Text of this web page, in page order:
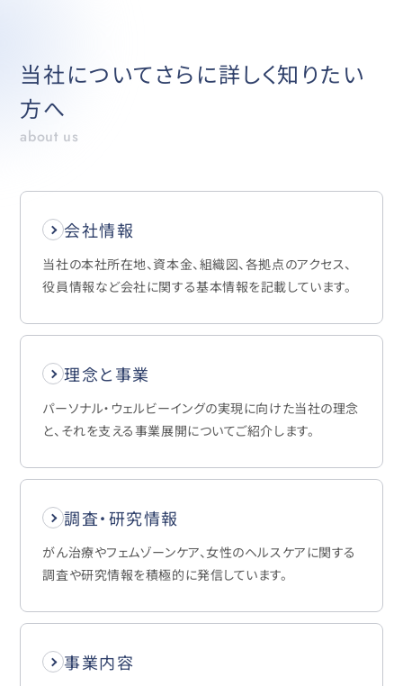
当社についてさらに詳しく知りたい
方へ
about us
会社情報
当社の本社所在地、資本金、組織図、各拠点のアクセス、
役員情報など会社に関する基本情報を記載しています。
理念と事業
パーソナル・ウェルビーイングの実現に向けた当社の理念
と、それを支える事業展開についてご紹介します。
調査・研究情報
がん治療やフェムゾーンケア、女性のヘルスケアに関する
調査や研究情報を積極的に発信しています。
事業内容